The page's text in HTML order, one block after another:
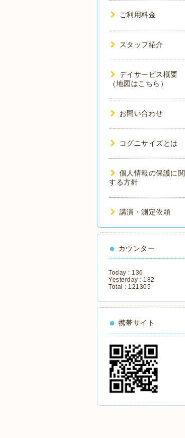
ご利用料金
スタッフ紹介
デイサービス概要
（地図はこちら）
お問い合わせ
コグニサイズとは
個人情報の保護に関
する方針
講演・測定依頼
カウンター
Today : 136
Yesterday : 182
Total : 121305
携帯サイト